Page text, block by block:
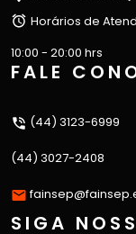
Horários de
10:00 - 20:00 hrs
FALE
(44) 3123-6999
(44) 3027-2408
SIGA